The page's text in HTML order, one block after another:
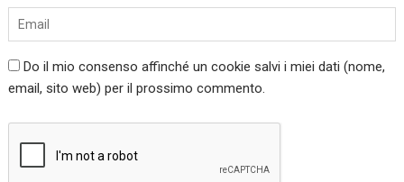
Do il mio consenso affinché un cookie salvi i miei dati (nome,
email, sito web) per il prossimo commento.